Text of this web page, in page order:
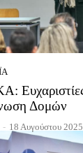
Δομών
- 18 Αυγούστου 2025